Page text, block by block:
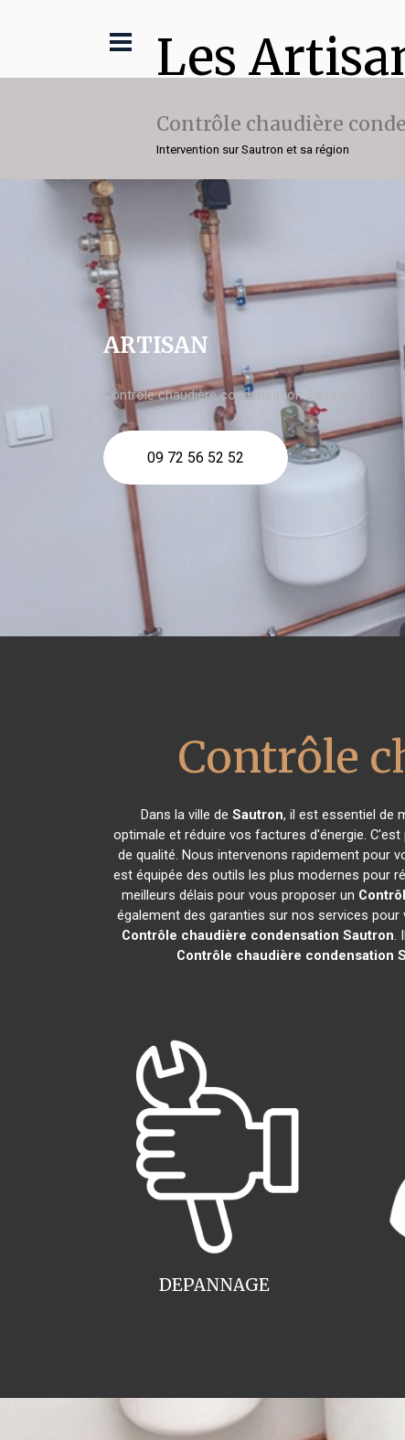
Les
Contrôle chaudière
Intervention sur Sautron et sa région
ARTISAN
Contrôle chaudière condensation Sautron
09 72 56 52 52
Contrôle
Dans la ville de Sautron, il est essentiel de
optimale et réduire vos factures d'énergie.
de qualité. Nous intervenons rapidement pour
est équipée des outils les plus modernes pour
meilleurs délais pour vous proposer un
également des garanties sur nos services
Contrôle chaudière condensation Sautron.
Contrôle chaudière condensation
DEPANNAGE